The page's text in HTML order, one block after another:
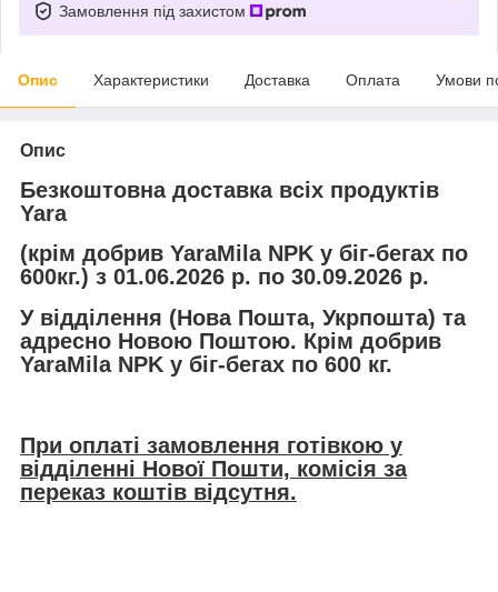
Замовлення під захистом
Опис Характеристики Доставка Оплата Умови
Опис
Безкоштовна доставка всіх продуктів
Yara
(крім добрив YaraMila NPK у біг-бегах по
600кг.) з 01.06.2026 р. по 30.09.2026 р.
У відділення (Нова Пошта, Укрпошта) та
адресно Новою Поштою. Крім добрив
YaraMila NPK у біг-бегах по 600 кг.
При оплаті замовлення готівкою у
відділенні Нової Пошти, комісія за
переказ коштів відсутня.